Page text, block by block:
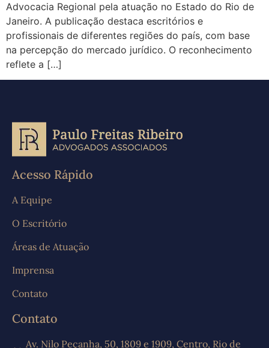
Advocacia Regional pela atuação no Estado do Rio de
Janeiro. A publicação destaca escritórios e
profissionais de diferentes regiões do país, com base
na percepção do mercado jurídico. O reconhecimento
reflete a […]
Acesso Rápido
A Equipe
O Escritório
Áreas de Atuação
Imprensa
Contato
Contato
Av. Nilo Peçanha, 50, 1809 e 1909, Centro, Rio de